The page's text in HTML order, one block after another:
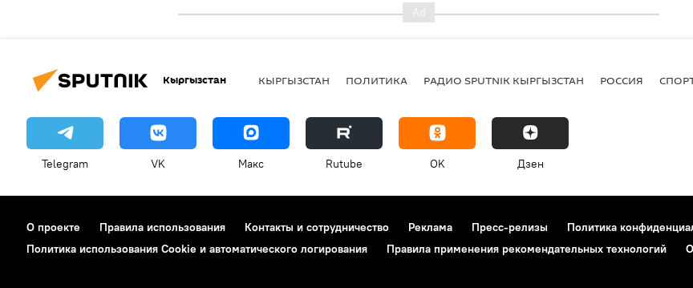
Кыргызстан КЫРГЫЗСТАН ПОЛИТИКА РАДИО SPUTNIK КЫРГЫЗСТАН РОССИЯ
Telegram VK Макс Rutube OK Дзен
О проекте Правила использования Контакты и сотрудничество Реклама Пресс-релизы
Политика
Политика использования Cookie и автоматического логирования
Правила применения рекомендательных технологий